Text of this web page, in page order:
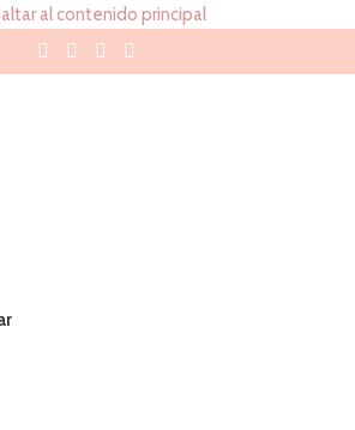
al contenido principal